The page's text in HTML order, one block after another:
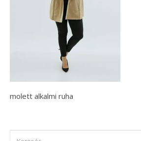
molett alkalmi ruha